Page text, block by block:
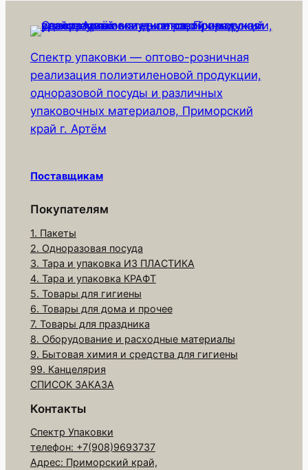
е
т
в
о
т
о
р
а
а
к
е
т
П
Р
3
8
х
2
4
0
Спектр упаковки — оптово-розничная
реализация полиэтиленовой продукции,
одноразовой посуды и различных
упаковочных материалов, Приморский
край г. Артём
Поставщикам
Покупателям
1. Пакеты
2. Одноразовая посуда
3. Тара и упаковка ИЗ ПЛАСТИКА
4. Тара и упаковка КРАФТ
5. Товары для гигиены
6. Товары для дома и прочее
7. Товары для праздника
8. Оборудование и расходные материалы
9. Бытовая химия и средства для гигиены
99. Канцелярия
СПИСОК ЗАКАЗА
Контакты
Спектр Упаковки
телефон: +7(908)9693737
Адрес: Приморский край,